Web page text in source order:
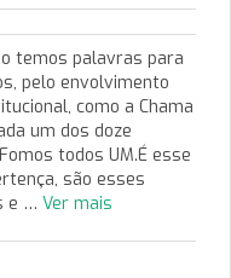
temos palavras para
pelo envolvimento
como a Chama
um dos doze
todos UM.É esse
são esses
e … Ver mais